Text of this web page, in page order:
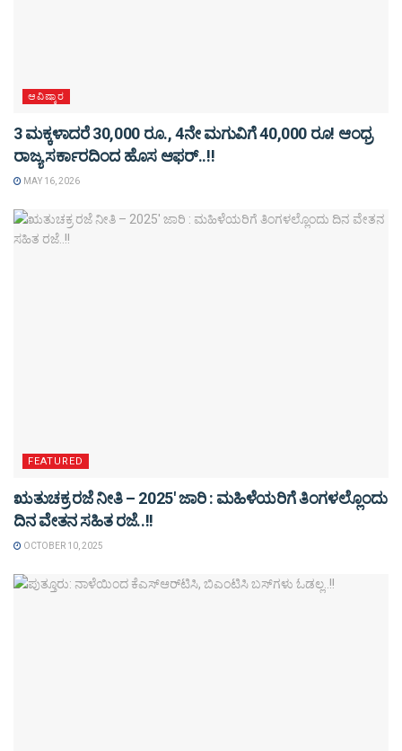
ಆವಿಷ್ಕಾರ
3 ಮಕ್ಕಳಾದರೆ 30,000 ರೂ., 4ನೇ ಮಗುವಿಗೆ 40,000 ರೂ! ಆಂಧ್ರ
ರಾಜ್ಯ ಸರ್ಕಾರದಿಂದ ಹೊಸ ಆಫರ್..!!
MAY 16, 2026
FEATURED
ಋತುಚಕ್ರ ರಜೆ ನೀತಿ – 2025′ ಜಾರಿ : ಮಹಿಳೆಯರಿಗೆ ತಿಂಗಳಲ್ಲೊಂದು
ದಿನ ವೇತನ ಸಹಿತ ರಜೆ..!!
OCTOBER 10, 2025